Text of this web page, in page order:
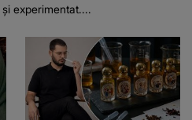
experimentat....